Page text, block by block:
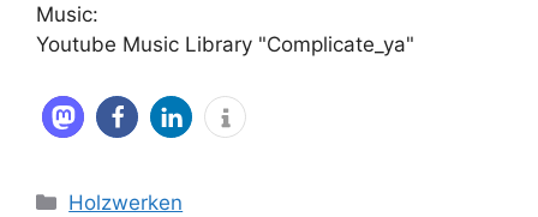
Music:
Youtube Music Library "Complicate_ya"
Kategorien
Holzwerken